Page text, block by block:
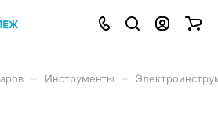
Инструменты